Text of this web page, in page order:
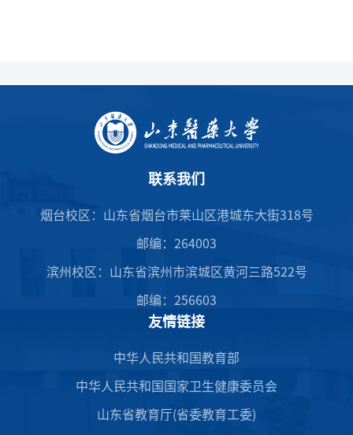
联系我们
烟台校区：山东省烟台市莱山区港城东大街318号
邮编：264003
滨州校区：山东省滨州市滨城区黄河三路522号
邮编：256603
友情链接
中华人民共和国教育部
中华人民共和国国家卫生健康委员会
山东省教育厅(省委教育工委)